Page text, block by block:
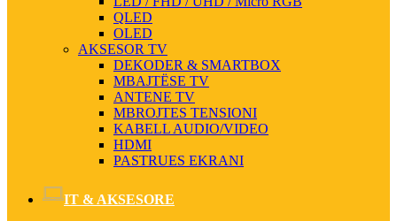
QLED
OLED
AKSESOR TV
DEKODER & SMARTBOX
MBAJTËSE TV
ANTENE TV
MBROJTES TENSIONI
KABELL AUDIO/VIDEO
HDMI
PASTRUES EKRANI
IT & AKSESORE